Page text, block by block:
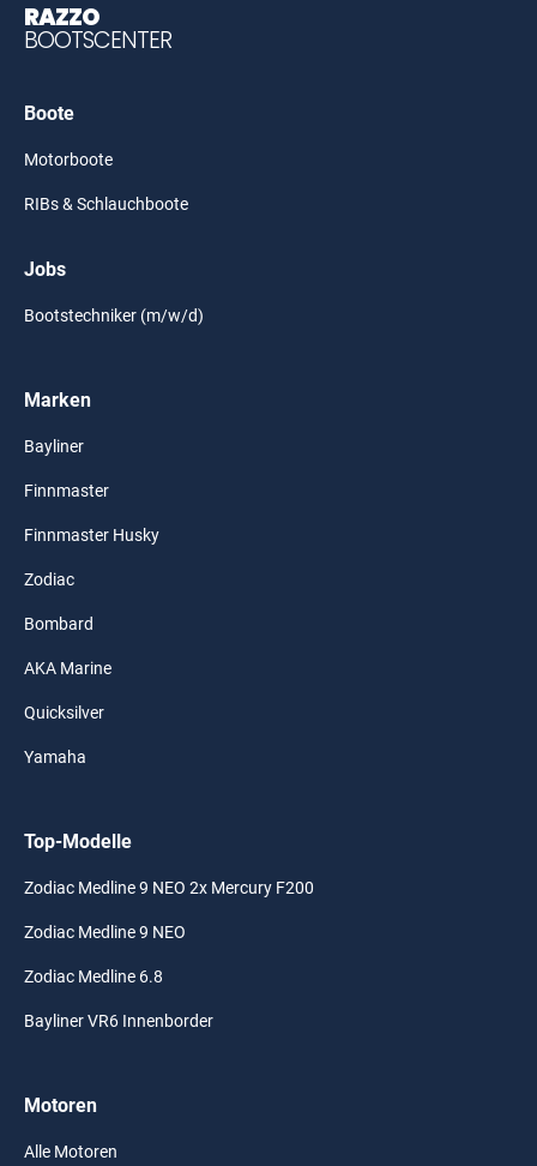
RAZZO
BOOTSCENTER
Boote
Motorboote
RIBs & Schlauchboote
Jobs
Bootstechniker (m/w/d)
Marken
Bayliner
Finnmaster
Finnmaster Husky
Zodiac
Bombard
AKA Marine
Quicksilver
Yamaha
Top-Modelle
Zodiac Medline 9 NEO 2x Mercury F200
Zodiac Medline 9 NEO
Zodiac Medline 6.8
Bayliner VR6 Innenborder
Motoren
Alle Motoren